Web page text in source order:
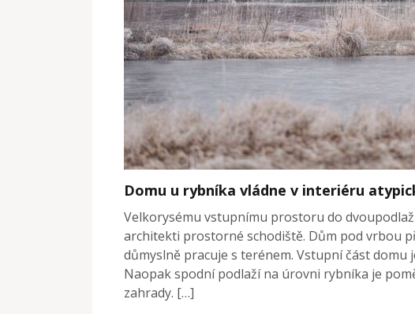
Domu u rybníka vládne v interiéru
Velkorysému vstupnímu prostoru do
architekti prostorné schodiště. Dům pod vrbou
důmyslně pracuje s terénem. Vstupní část domu
Naopak spodní podlaží na úrovni rybníka je
zahrady. […]